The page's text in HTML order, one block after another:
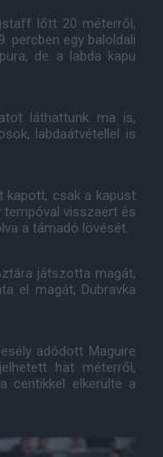
lőtt 20 méterről,
percben egy baloldali
de a labda kapu
láthattunk ma is,
labdaátvétellel is
kapott, csak a kapust
tempóval visszaért és
a támadó lövését.
játszotta magát,
el magát, Dubravka
adódott Maguire
hat méterről,
centikkel elkerülte a